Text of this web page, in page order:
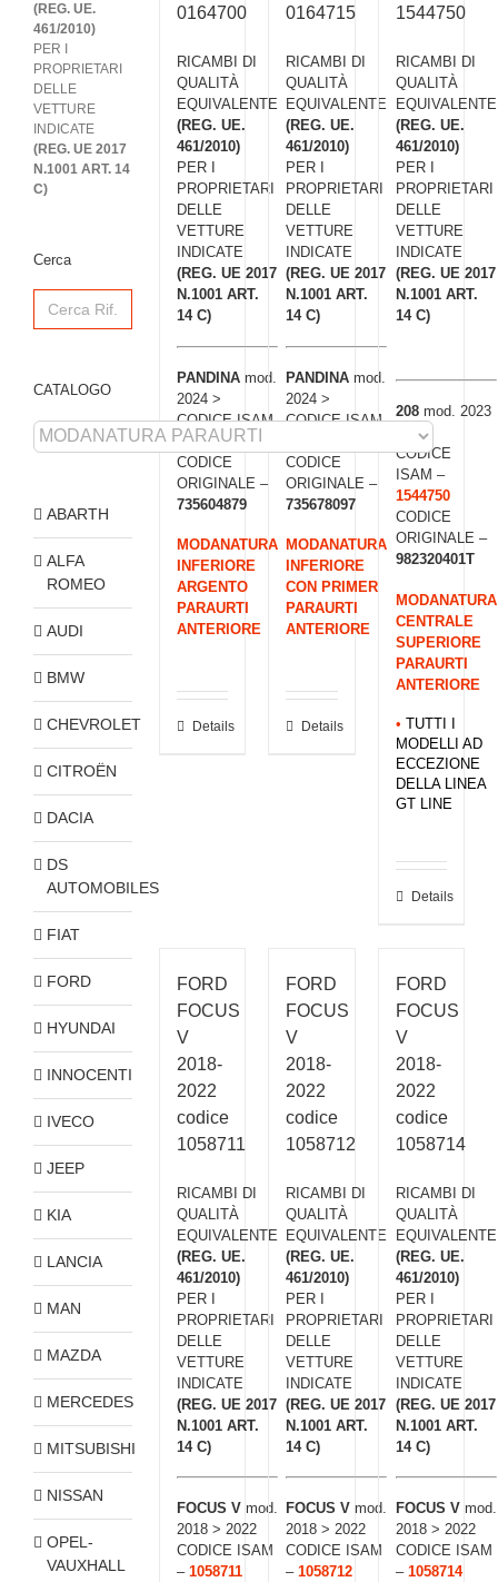
0164700
RICAMBI DI
QUALITÀ
EQUIVALENTE
(REG. UE.
461/2010)
PER I
PROPRIETARI
DELLE
VETTURE
INDICATE
(REG. UE 2017
N.1001 ART.
14 C)
PANDINAmod.
2024 >
CODICE ISAM
–0164700
CODICE
ORIGINALE –
735604879
MODANATURA
INFERIORE
ARGENTO
PARAURTI
ANTERIORE
Details
0164715
RICAMBI DI
QUALITÀ
EQUIVALENTE
(REG. UE.
461/2010)
PER I
PROPRIETARI
DELLE
VETTURE
INDICATE
(REG. UE 2017
N.1001 ART.
14 C)
PANDINA mod.
2024 >
CODICE ISAM
CODICE
ORIGINALE –
735678097
MODANATURA
INFERIORE
CON PRIMER
PARAURTI
ANTERIORE
Details
1544750
RICAMBI DI
QUALITÀ
EQUIVALENTE
(REG. UE.
461/2010)
PER I
PROPRIETARI
DELLE
VETTURE
INDICATE
(REG. UE 2017
N.1001 ART.
14 C)
208mod. 2023
CODICE
ISAM –
1544750
CODICE
ORIGINALE –
982320401T
MODANATURA
CENTRALE
SUPERIORE
PARAURTI
ANTERIORE
•
TUTTI I
MODELLI AD
ECCEZIONE
DELLA LINEA
GT LINE
Details
FORD
FOCUS
V
2018-
2022
codice
1058711
RICAMBI DI
QUALITÀ
EQUIVALENTE
(REG. UE.
461/2010)
PER I
PROPRIETARI
DELLE
VETTURE
INDICATE
(REG. UE 2017
N.1001 ART.
14 C)
FOCUS V mod.
2018 > 2022
CODICE ISAM
– 1058711
FORD
FOCUS
V
2018-
2022
codice
1058712
RICAMBI DI
QUALITÀ
EQUIVALENTE
(REG. UE.
461/2010)
PER I
PROPRIETARI
DELLE
VETTURE
INDICATE
(REG. UE 2017
N.1001 ART.
14 C)
FOCUS V mod.
2018 > 2022
CODICE ISAM
–1058712
FORD
FOCUS
V
2018-
2022
codice
1058714
RICAMBI DI
QUALITÀ
EQUIVALENTE
(REG. UE.
461/2010)
PER I
PROPRIETARI
DELLE
VETTURE
INDICATE
(REG. UE 2017
N.1001 ART.
14 C)
FOCUS V mod.
2018 > 2022
CODICE ISAM
– 1058714
(REG. UE.
461/2010)
PER I
PROPRIETARI
DELLE
VETTURE
INDICATE
(REG. UE 2017
N.1001 ART. 14
C)
Cerca
Search
for:
CATALOGO
ABARTH
ALFA
ROMEO
AUDI
BMW
CHEVROLET
CITROËN
DACIA
DS
AUTOMOBILES
FIAT
FORD
HYUNDAI
INNOCENTI
IVECO
JEEP
KIA
LANCIA
MAN
MAZDA
MERCEDES
MITSUBISHI
NISSAN
OPEL-
VAUXHALL